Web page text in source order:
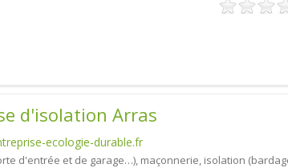
d'isolation Arras
ecologie-durable.fr
d'entrée et de garage…), maçonnerie, isolation